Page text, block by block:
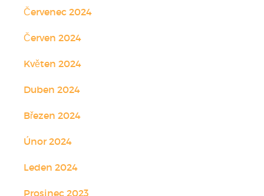
Červenec 2024
Červen 2024
Květen 2024
Duben 2024
Březen 2024
Únor 2024
Leden 2024
Prosinec 2023